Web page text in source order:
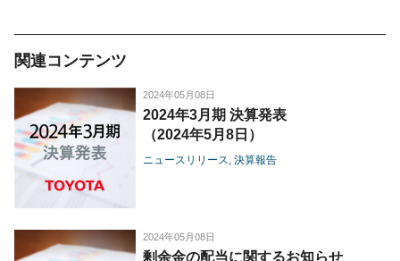
関連コンテンツ
2024年05月08日
2024年3月期 決算発表
（2024年5月8日）
ニュースリリース 決算報告
2024年05月08日
剰余金の配当に関するお知らせ